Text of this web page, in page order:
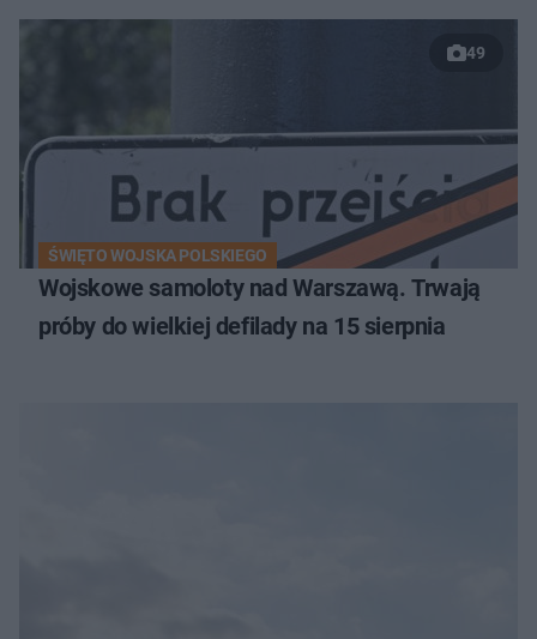
49
ŚWIĘTO WOJSKA POLSKIEGO
Wojskowe samoloty nad Warszawą. Trwają
próby do wielkiej defilady na 15 sierpnia